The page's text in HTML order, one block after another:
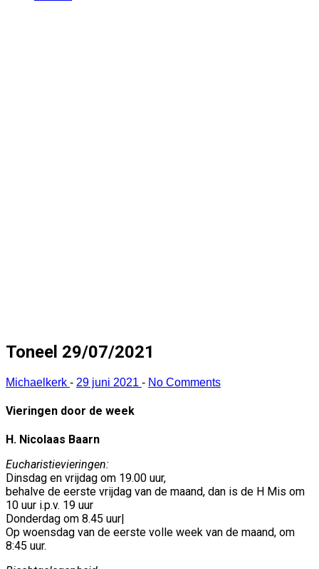
Toneel 29/07/2021
Michaelkerk - 29 juni 2021 - No Comments
Vieringen door de week
H. Nicolaas Baarn
Eucharistievieringen:
Dinsdag en vrijdag om 19.00 uur,
behalve de eerste vrijdag van de maand, dan is de H Mis om
10 uur i.p.v. 19 uur
Donderdag om 8.45 uur|
Op woensdag van de eerste volle week van de maand, om
8:45 uur.